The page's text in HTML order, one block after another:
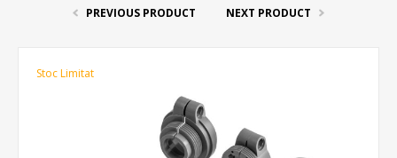
PREVIOUS PRODUCT NEXT PRODUCT
Stoc Limitat